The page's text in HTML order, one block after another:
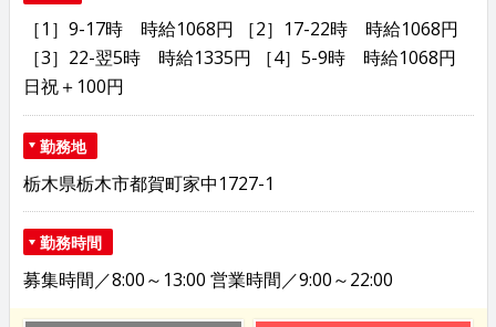
［1］9-17時 時給1068円 ［2］17-22時 時給1068円
［3］22-翌5時 時給1335円 ［4］5-9時 時給1068円
日祝＋100円
勤務地
栃木県栃木市都賀町家中1727-1
勤務時間
募集時間／8:00～13:00 営業時間／9:00～22:00